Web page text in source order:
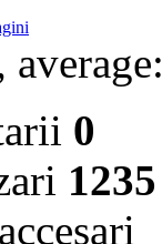
average:
0
1235